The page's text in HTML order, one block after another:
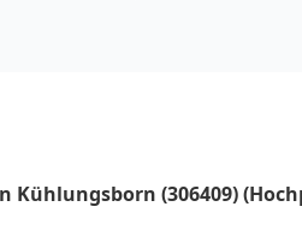
Kühlungsborn (306409)